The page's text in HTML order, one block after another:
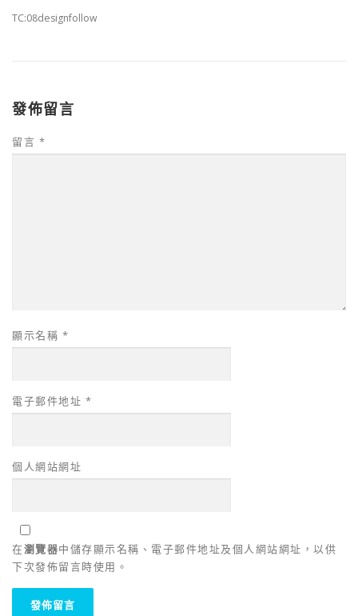
TC:08designfollow
發佈留言
留言 *
顯示名稱 *
電子郵件地址 *
個人網站網址
在瀏覽器中儲存顯示名稱、電子郵件地址及個人網站網址，以供
下次發佈留言時使用。